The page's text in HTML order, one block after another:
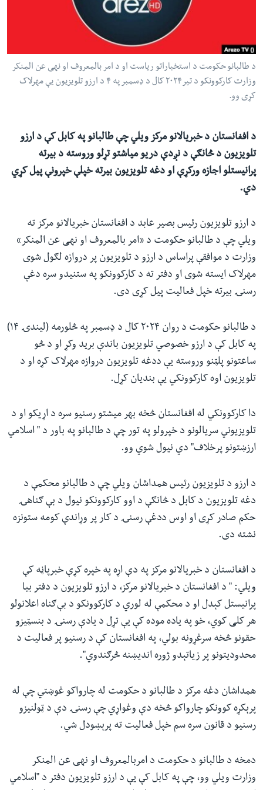
ځای
لاړ
شئ
له مونږ سره په تماس کې پاتې شئ
ژبې
د طالبانو حکومت د استخباراتو ریاست او د امر بالمعروف او نهی عن المنکر
وزارت کارکوونکو د تیر۲۰۲۴ کال د ډسمبر په ۴ د ارزو تلویزیون یې مهرلاک
کړی وو.
د افغانستان د خبریالانو مرکز ویلي چې طالبانو په کابل کې د ارزو
تلویزیون د څانګې د نږدې دریو میاشتو تړلو وروسته د بیرته
پرانیستلو اجازه ورکړې او دغه تلویزیون بیرته خپلې خپرونې پیل کړي
دي.
د ارزو تلویزیون رئیس بصیر عابد د افغانستان خبریالانو مرکز ته
ویلي چې د طالبانو حکومت د «امر بالمعروف او نهی عن المنکر»
وزارت د موافقې پراساس د ارزو د تلویزیون پر دروازه لګول شوی
مهرلاک ایسته شوی او دفتر ته د کارکوونکو په ستنیدو سره دغې
رسنۍ بیرته خپل فعالیت پیل کړی دی.
د طالبانو حکومت د روان ۲۰۲۴ کال د ډسمبر په څلورمه (لیندۍ ۱۴)
په کابل کې د ارزو خصوصي تلویزیون باندې برید وکړ او د څو
ساعتونو پلټنو وروسته یې ددغه تلویزیون دروازه مهرلاک کړه او د
تلویزیون اوه کارکوونکي یې بندیان کړل.
دا کارکوونکي له افغانستان څخه بهر میشتو رسنیو سره د اړیکو او د
تلویزیوني سریالونو د خپرولو په تور چې د طالبانو په باور د " اسلامي
ارزښتونو پرخلاف" دي نیول شوي وو.
د ارزو د تلویزیون رئیس همداشان ویلي چې د طالبانو محکمې د
دغه تلویزیون د کابل د څانګې د اوو کارکوونکو نیول د بې ګناهۍ
حکم صادر کړی او اوس ددغې رسنۍ د کار پر وړاندې کومه ستونزه
نشته دی.
د افغانستان د خبریالانو مرکز په دې اړه په خپره کړې خبرپاڼه کې
ویلي: " د افغانستان د خبریالانو مرکز، د ارزو تلویزیون د دفتر بیا
پرانیستل کېدل او د محکمې له لوري د کارکوونکو د بې‌ګناه اعلانولو
هر کلی کوي، خو په یاده موده کې یې تړل د یادې رسنۍ د بنسټیزو
حقونو څخه سرغړونه بولي، په افغانستان کې د رسنیو پر فعالیت د
محدودیتونو پر زیاتېدو ژوره اندیښنه څرګندوي".
همداشان دغه مرکز د طالبانو د حکومت له چارواکو غوښتي چې له
پرېکړه کوونکو چارواکو څخه دې وغواړي چې رسنۍ دې د ټولنیزو
رسنیو د قانون سره سم خپل فعالیت ته پرېښودل شي.
دمخه د طالبانو د حکومت د امربالمعروف او نهی عن المنکر
وزارت ویلي وو، چې په کابل کې یې د ارزو تلویزیون دفتر د "اسلامي